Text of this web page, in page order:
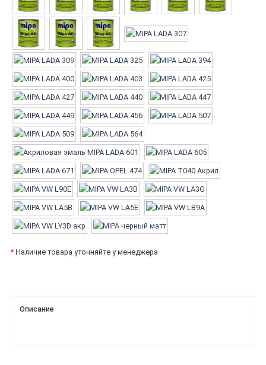
* Наличие товара уточняйте у менеджера
Описание